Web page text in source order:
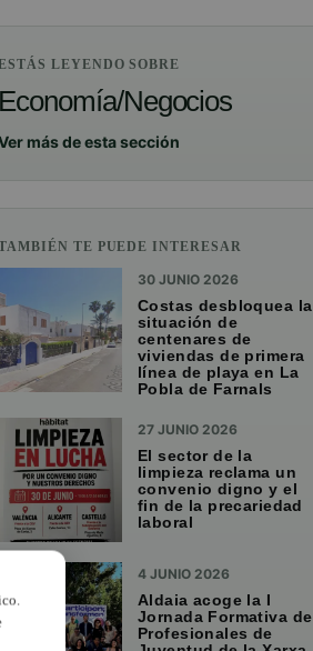
LEYENDO SOBRE
Economía/Negocios
más de esta sección
TE PUEDE INTERESAR
30 JUNIO 2026
Costas desbloquea la
situación de
centenares de
viviendas de primera
línea de playa en La
Pobla de Farnals
27 JUNIO 2026
El sector de la
limpieza reclama un
convenio digno y el
fin de la precariedad
laboral
4 JUNIO 2026
Aldaia acoge la I
Jornada Formativa de
Profesionales de